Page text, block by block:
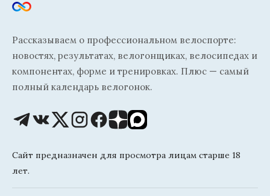
Рассказываем о профессиональном велоспорте:
новостях, результатах, велогонщиках, велосипедах и
компонентах, форме и тренировках. Плюс — самый
полный календарь велогонок.
Сайт предназначен для просмотра лицам старше 18
лет.